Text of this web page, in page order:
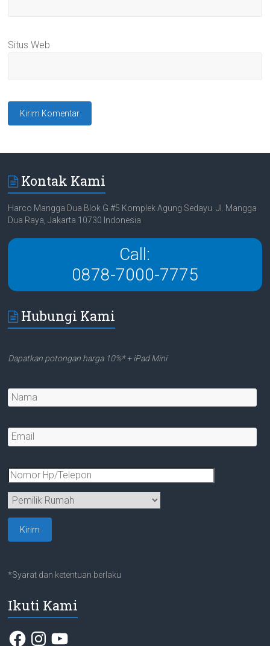
Situs Web
Kontak Kami
Harco Mangga Dua Blok G #5 Komplek Agung Sedayu. Jl. Mangga
Dua Raya, Jakarta 10730 Indonesia
Call:
0878-7000-7775
Hubungi Kami
Dapatkan potongan harga 10%* + iPad Mini
*Syarat dan ketentuan berlaku
Ikuti Kami
FacebookInstagram
YouTube